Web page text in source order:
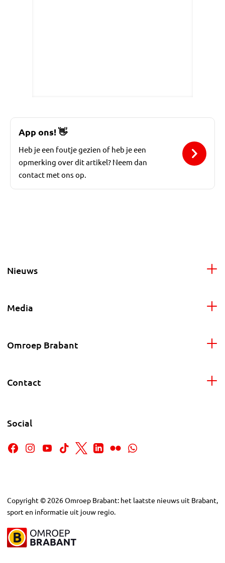
App ons!👋
Heb je een foutje gezien of heb je een
opmerking over dit artikel? Neem dan
contact met ons op.
Nieuws
Media
Omroep Brabant
Contact
Social
Copyright © 2026Omroep Brabant: het laatste nieuws uit Brabant,
sport en informatie uit jouw regio.